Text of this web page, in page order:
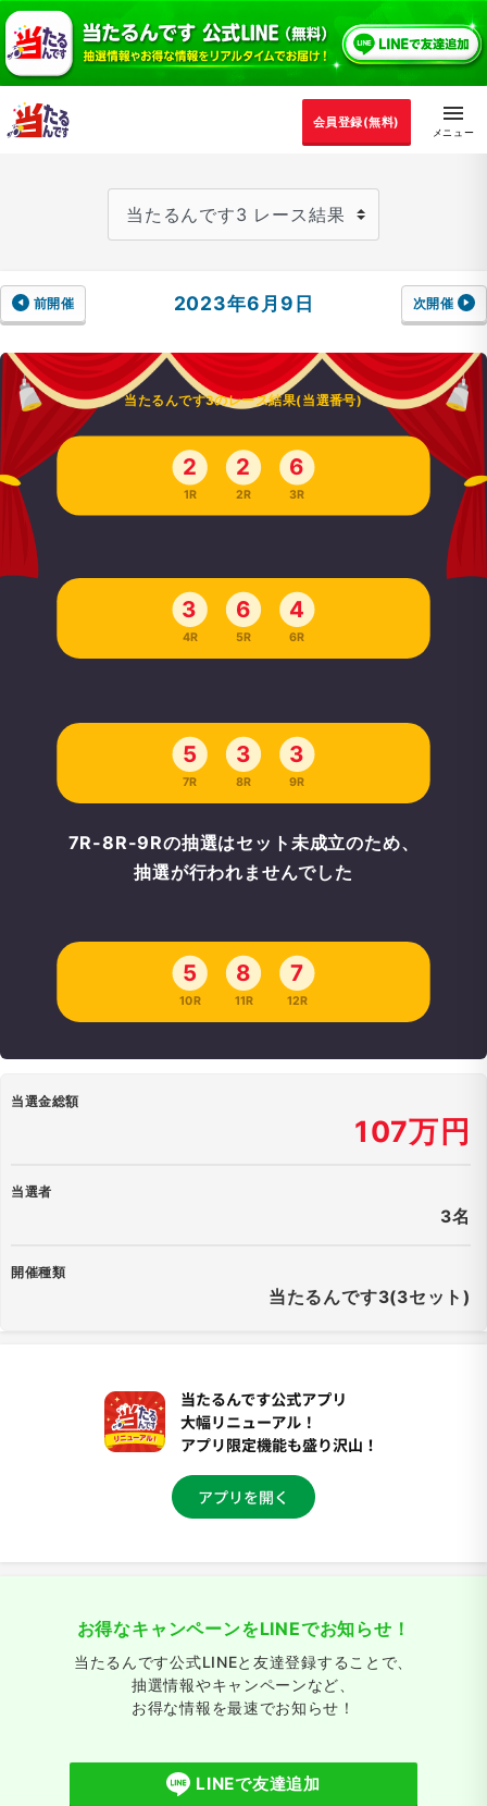
会員登録(無料)
前開催 2023年6月9日 次開催
当たるんです3のレース結果(当選番号)
2
1R
2
2R
6
3R
3
4R
6
5R
4
6R
5
7R
3
8R
3
9R
7R-8R-9Rの抽選はセット未成立のため、
抽選が行われませんでした
5
10R
8
11R
7
12R
当選金総額
107万円
当選者
3名
開催種類
当たるんです3(3セット)
お得なキャンペーンをLINEでお知らせ！
当たるんです公式LINEと友達登録することで、
抽選情報やキャンペーンなど、
お得な情報を最速でお知らせ！
LINEで友達追加